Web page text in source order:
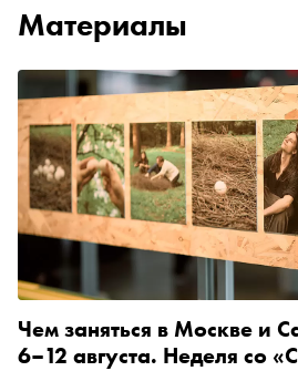
Материалы
Чем заняться в Москве и
6–12 августа. Неделя со